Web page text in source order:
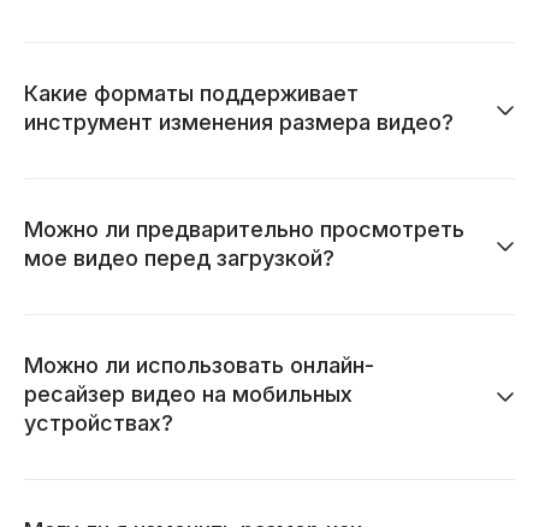
Какие форматы поддерживает
инструмент изменения размера видео?
Можно ли предварительно просмотреть
мое видео перед загрузкой?
Можно ли использовать онлайн-
ресайзер видео на мобильных
устройствах?